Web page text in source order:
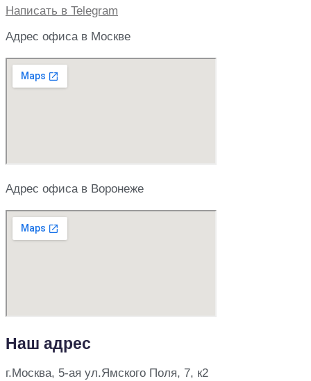
Написать в Telegram
Адрес офиса в Москве
Адрес офиса в Воронеже
Наш адрес
г.Москва, 5-ая ул.Ямского Поля, 7, к2